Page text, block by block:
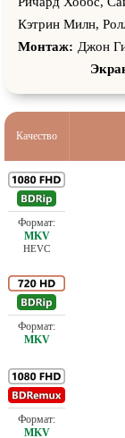
Фаулл, Мо
Херрик,
Кэтрин Милн,
Монтаж: Джон
Качество
HEVC